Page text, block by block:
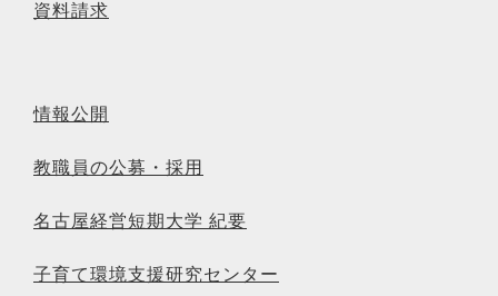
資料請求
情報公開
教職員の公募・採用
名古屋経営短期大学 紀要
子育て環境支援研究センター